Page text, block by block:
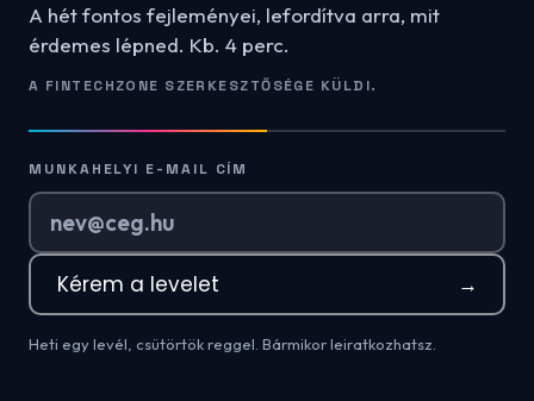
A hét fontos fejleményei, lefordítva arra, mit
érdemes lépned. Kb. 4 perc.
A FINTECHZONE SZERKESZTŐSÉGE KÜLDI.
MUNKAHELYI E-MAIL CÍM
Kérem a levelet →
Heti egy levél, csütörtök reggel. Bármikor leiratkozhatsz.